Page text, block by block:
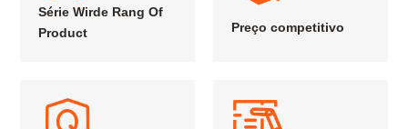
Série Wirde Rang Of
Product
Preço competitivo